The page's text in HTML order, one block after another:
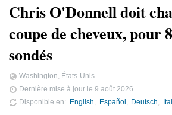
Chris O'Donnell doit
coupe de cheveux, pour
sondés
Washington, États-Unis
Dernière mise à jour le 9 août 2026
Disponible en
English Español Deutsch